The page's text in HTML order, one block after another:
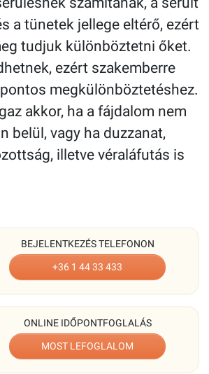
a tünetek jellege eltérő, ezért
tudjuk különböztetni őket.
ezért szakemberre
megkülönböztetéshez.
akkor, ha a fájdalom nem
belül, vagy ha duzzanat,
illetve véraláfutás is
BEJELENTKEZÉS TELEFONON
+36 1 44 33 433
ONLINE IDŐPONTFOGLALÁS
MOST LEFOGLALOM